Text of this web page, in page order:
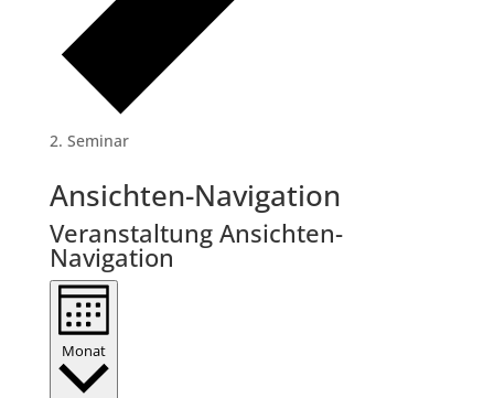
Seminar
Veranstaltungen
Ansichten-Navigation
Veranstaltung Ansichten-
Navigation
Monat